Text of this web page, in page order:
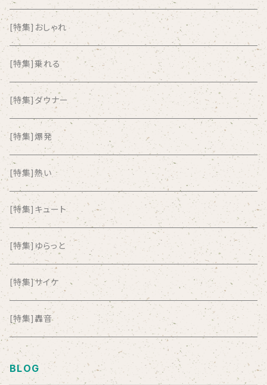
AKUTAGAWA FANCLUB
ALKASILKA
all about paradise
ALL ITEM 10 TIMES
Amia Calva
Amsterdamned
ANYO
And Summer Club
anticlockwise
Aysula
[特集]おしゃれ
[特集]乗れる
[特集]ダウナー
[特集]爆発
[特集]熱い
[特集]キュート
[特集]ゆらっと
[特集]サイケ
[特集]轟音
BLOG